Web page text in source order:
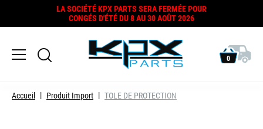
LA SOCIÉTÉ KPX PARTS SERA FERMÉE POUR
CONGÉS D'ÉTÉ DU 8 AU 30 AOÛT 2026
0
Accueil Produit Import TOLE DE PROTECTION